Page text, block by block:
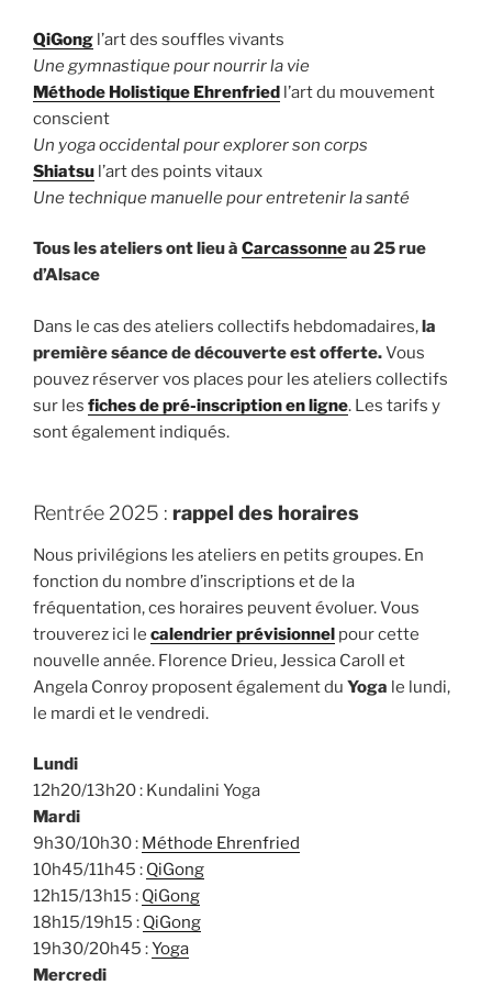
QiGong l’art des souffles vivants
Une gymnastique pour nourrir la vie
Méthode Holistique Ehrenfried l’art du mouvement
conscient
Un yoga occidental pour explorer son corps
Shiatsu l’art des points vitaux
Une technique manuelle pour entretenir la santé
Tous les ateliers ont lieu à Carcassonneau 25 rue
d’Alsace
Dans le cas des ateliers collectifs hebdomadaires,la
première séance de découverte est offerte.Vous
pouvez réserver vos places pour les ateliers collectifs
sur les fiches de pré-inscription en ligne. Les tarifs y
sont également indiqués.
Rentrée 2025 : rappel des horaires
Nous privilégions les ateliers en petits groupes. En
fonction du nombre d’inscriptions et de la
fréquentation, ces horaires peuvent évoluer. Vous
trouverez ici le calendrier prévisionnel pour cette
nouvelle année. Florence Drieu, Jessica Caroll et
Angela Conroy proposent également du Yoga le lundi,
le mardi et le vendredi.
Lundi
12h20/13h20 : Kundalini Yoga
Mardi
9h30/10h30 : Méthode Ehrenfried
10h45/11h45 : QiGong
12h15/13h15 : QiGong
18h15/19h15 : QiGong
19h30/20h45 :Yoga
Mercredi